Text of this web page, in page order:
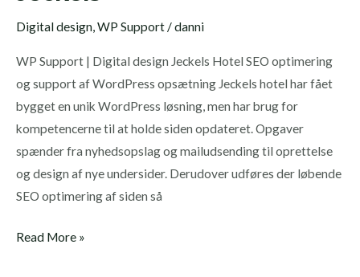
Digital design WP Support /danni
WP Support | Digital design Jeckels Hotel SEO optimering
og support af WordPress opsætning Jeckels hotel har fået
bygget en unik WordPress løsning, men har brug for
kompetencerne til at holde siden opdateret. Opgaver
spænder fra nyhedsopslag og mailudsending til oprettelse
og design af nye undersider. Derudover udføres der løbende
SEO optimering af siden så
Read More »